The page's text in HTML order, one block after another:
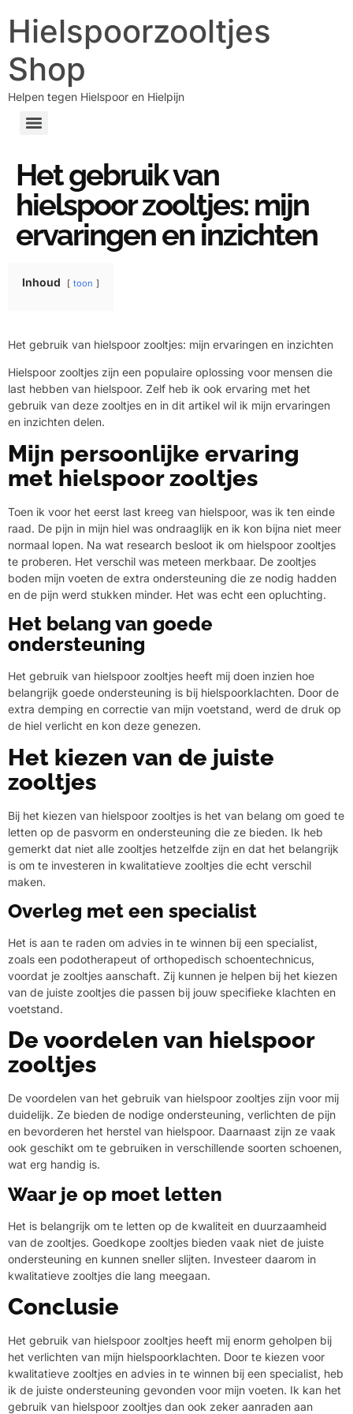
Hielspoorzooltjes
Shop
Helpen tegen Hielspoor en Hielpijn
Het gebruik van
hielspoor zooltjes: mijn
ervaringen en inzichten
Inhoud toon
Het gebruik van hielspoor zooltjes: mijn ervaringen en inzichten
Hielspoor zooltjes zijn een populaire oplossing voor mensen die
last hebben van hielspoor. Zelf heb ik ook ervaring met het
gebruik van deze zooltjes en in dit artikel wil ik mijn ervaringen
en inzichten delen.
Mijn persoonlijke ervaring
met hielspoor zooltjes
Toen ik voor het eerst last kreeg van hielspoor, was ik ten einde
raad. De pijn in mijn hiel was ondraaglijk en ik kon bijna niet meer
normaal lopen. Na wat research besloot ik om hielspoor zooltjes
te proberen. Het verschil was meteen merkbaar. De zooltjes
boden mijn voeten de extra ondersteuning die ze nodig hadden
en de pijn werd stukken minder. Het was echt een opluchting.
Het belang van goede
ondersteuning
Het gebruik van hielspoor zooltjes heeft mij doen inzien hoe
belangrijk goede ondersteuning is bij hielspoorklachten. Door de
extra demping en correctie van mijn voetstand, werd de druk op
de hiel verlicht en kon deze genezen.
Het kiezen van de juiste
zooltjes
Bij het kiezen van hielspoor zooltjes is het van belang om goed te
letten op de pasvorm en ondersteuning die ze bieden. Ik heb
gemerkt dat niet alle zooltjes hetzelfde zijn en dat het belangrijk
is om te investeren in kwalitatieve zooltjes die echt verschil
maken.
Overleg met een specialist
Het is aan te raden om advies in te winnen bij een specialist,
zoals een podotherapeut of orthopedisch schoentechnicus,
voordat je zooltjes aanschaft. Zij kunnen je helpen bij het kiezen
van de juiste zooltjes die passen bij jouw specifieke klachten en
voetstand.
De voordelen van hielspoor
zooltjes
De voordelen van het gebruik van hielspoor zooltjes zijn voor mij
duidelijk. Ze bieden de nodige ondersteuning, verlichten de pijn
en bevorderen het herstel van hielspoor. Daarnaast zijn ze vaak
ook geschikt om te gebruiken in verschillende soorten schoenen,
wat erg handig is.
Waar je op moet letten
Het is belangrijk om te letten op de kwaliteit en duurzaamheid
van de zooltjes. Goedkope zooltjes bieden vaak niet de juiste
ondersteuning en kunnen sneller slijten. Investeer daarom in
kwalitatieve zooltjes die lang meegaan.
Conclusie
Het gebruik van hielspoor zooltjes heeft mij enorm geholpen bij
het verlichten van mijn hielspoorklachten. Door te kiezen voor
kwalitatieve zooltjes en advies in te winnen bij een specialist, heb
ik de juiste ondersteuning gevonden voor mijn voeten. Ik kan het
gebruik van hielspoor zooltjes dan ook zeker aanraden aan